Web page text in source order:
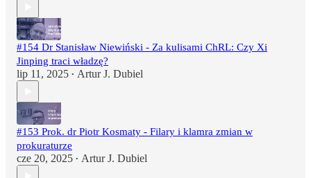
#154 Dr Stanisław Niewiński - Za kulisami ChRL: Czy Xi
Jinping traci władzę?
lip 11, 2025 • Artur J. Dubiel
#153 Prok. dr Piotr Kosmaty - Filary i klamra zmian w
prokuraturze
cze 20, 2025 • Artur J. Dubiel